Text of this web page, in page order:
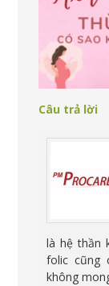
Câu trả lời
là hệ thần
folic cũng
không